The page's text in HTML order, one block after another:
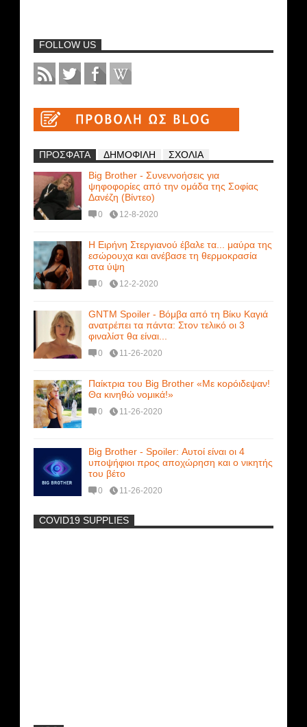
FOLLOW US
ΠΡΟΣΦΑΤΑ ΔΗΜΟΦΙΛΗ
ΣΧΟΛΙΑ
Big Brother - Συνεννοήσεις για
ψηφοφορίες από την ομάδα της Σοφίας
Δανέζη (Βίντεο)
0 12-8-2020
Η Ειρήνη Στεργιανού έβαλε τα... μαύρα της
εσώρουχα και ανέβασε τη θερμοκρασία
στα ύψη
0 12-2-2020
GNTM Spoiler - Βόμβα από τη Βίκυ Καγιά
ανατρέπει τα πάντα: Στον τελικό οι 3
φιναλίστ θα είναι...
0 11-26-2020
Παίκτρια του Big Brother «Με κορόιδεψαν!
Θα κινηθώ νομικά!»
0 11-26-2020
Big Brother - Spoiler: Αυτοί είναι οι 4
υποψήφιοι προς αποχώρηση και ο νικητής
του βέτο
0 11-26-2020
-
COVID19 SUPPLIES